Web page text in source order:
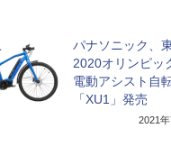
パナソニック、
2020オリンピッ
電動アシスト自
「XU1」発売
2021